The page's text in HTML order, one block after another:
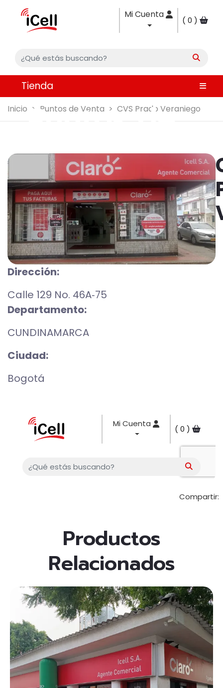
Mi Cuenta
0
Tienda
Inicio Puntos de Venta CVS Prado Veraniego
Puntos de
Venta
Dirección:
Calle 129 No. 46A‑75
Departamento:
CUNDINAMARCA
Ciudad:
Bogotá
Compartir:
Productos
Relacionados